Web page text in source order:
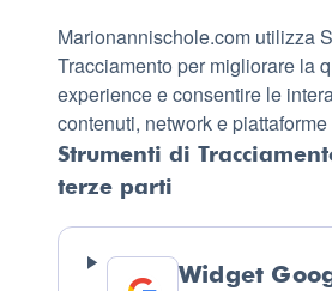
Marionannischole.com utilizza
Tracciamento per migliorare la
experience e consentire le
contenuti, network e
Strumenti di
terze parti
Widget